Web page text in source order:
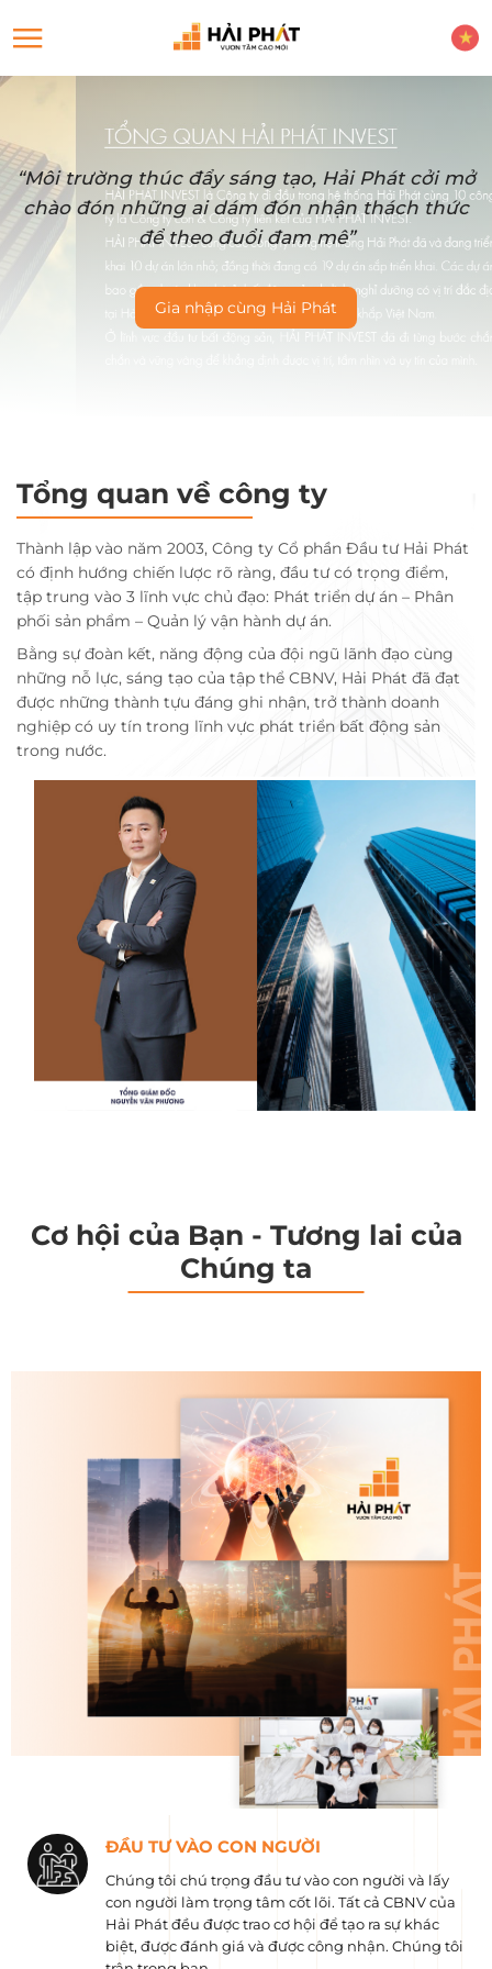
“Môi trường thúc đẩy sáng tạo, Hải Phát cởi mở
chào đón những ai dám đón nhận thách thức
để theo đuổi đam mê”
Gia nhập cùng Hải Phát
Tổng quan về công ty
Thành lập vào năm 2003, Công ty Cổ phần Đầu tư Hải Phát
có định hướng chiến lược rõ ràng, đầu tư có trọng điểm,
tập trung vào 3 lĩnh vực chủ đạo: Phát triển dự án – Phân
phối sản phẩm – Quản lý vận hành dự án.
Bằng sự đoàn kết, năng động của đội ngũ lãnh đạo cùng
những nỗ lực, sáng tạo của tập thể CBNV, Hải Phát đã đạt
được những thành tựu đáng ghi nhận, trở thành doanh
nghiệp có uy tín trong lĩnh vực phát triển bất động sản
trong nước.
Cơ hội của Bạn - Tương lai của
Chúng ta
ĐẦU TƯ VÀO CON NGƯỜI
Chúng tôi chú trọng đầu tư vào con người và lấy
con người làm trọng tâm cốt lõi. Tất cả CBNV của
Hải Phát đều được trao cơ hội để tạo ra sự khác
biệt, được đánh giá và được công nhận. Chúng tôi